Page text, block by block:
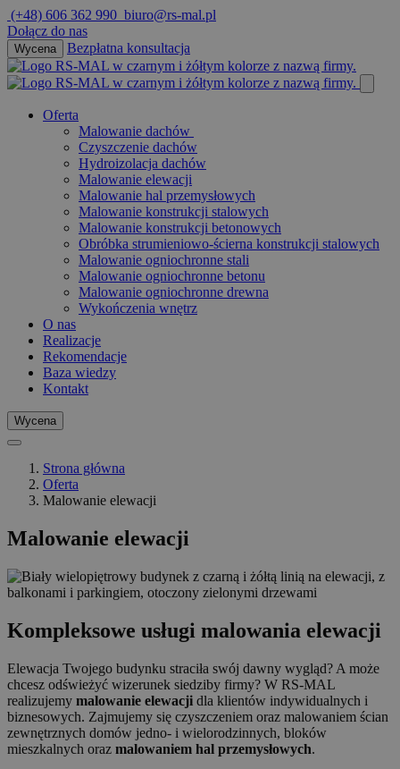
Przejdz
do
tresci
(+48) 606 362 990 biuro@rs-mal.pl
Dołącz do nas
Wycena Bezpłatna konsultacja
Oferta
Malowanie dachów
Czyszczenie dachów
Hydroizolacja dachów
Malowanie elewacji
Malowanie hal przemysłowych
Malowanie konstrukcji stalowych
Malowanie konstrukcji betonowych
Obróbka strumieniowo-ścierna konstrukcji stalowych
Malowanie ogniochronne stali
Malowanie ogniochronne betonu
Malowanie ogniochronne drewna
Wykończenia wnętrz
O nas
Realizacje
Rekomendacje
Baza wiedzy
Kontakt
Wycena
Strona główna
Oferta
Malowanie elewacji
Malowanie elewacji
Kompleksowe usługi malowania elewacji
Elewacja Twojego budynku straciła swój dawny wygląd? A może
chcesz odświeżyć wizerunek siedziby firmy? W RS-MAL
realizujemy malowanie elewacji dla klientów indywidualnych i
biznesowych. Zajmujemy się czyszczeniem oraz malowaniem ścian
zewnętrznych domów jedno- i wielorodzinnych, bloków
mieszkalnych oraz malowaniem hal przemysłowych.